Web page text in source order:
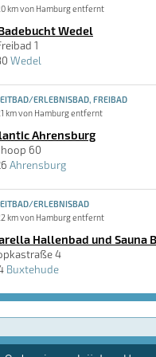
km von Hamburg entfernt
Wedel
1
Wedel
ERLEBNISBAD, FREIBAD
km von Hamburg entfernt
Ahrensburg
60
Ahrensburg
ERLEBNISBAD
km von Hamburg entfernt
Hallenbad und Sauna
4
Buxtehude